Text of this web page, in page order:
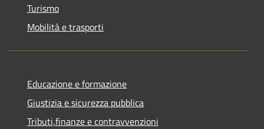
Turismo
Mobilità e trasporti
Educazione e formazione
Giustizia e sicurezza pubblica
Tributi,finanze e contravvenzioni